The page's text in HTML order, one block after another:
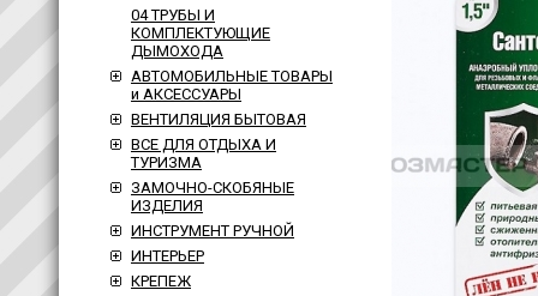
04 ТРУБЫ И
КОМПЛЕКТУЮЩИЕ
ДЫМОХОДА
АВТОМОБИЛЬНЫЕ ТОВАРЫ
и АКСЕССУАРЫ
ВЕНТИЛЯЦИЯ БЫТОВАЯ
ВСЕ ДЛЯ ОТДЫХА И
ТУРИЗМА
ЗАМОЧНО-СКОБЯНЫЕ
ИЗДЕЛИЯ
ИНСТРУМЕНТ РУЧНОЙ
ИНТЕРЬЕР
КРЕПЕЖ